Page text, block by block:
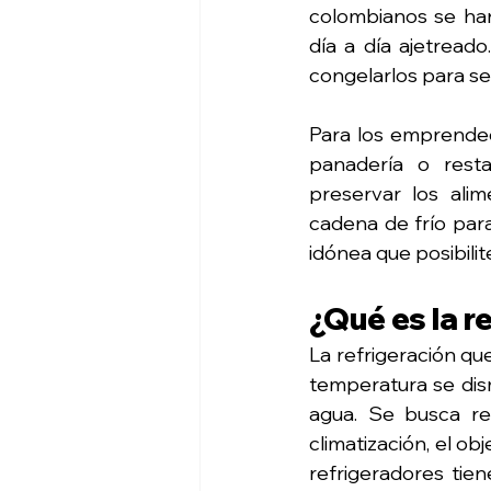
colombianos se
día a día
congelarlos para
Para los
panadería o
preservar los
cadena de frío
idónea que
¿Qué es la
La refrigeración
temperatura se
agua. Se busca
climatización, el
refrigeradores